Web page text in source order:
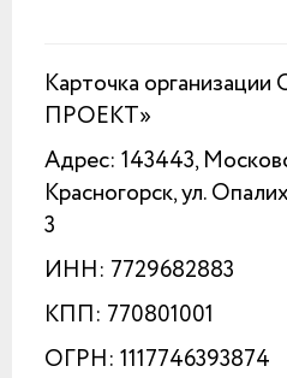
Карточка
ПРОЕКТ»
Адрес: 143443,
Красногорск, ул.
3
ИНН: 7729682883
КПП: 770801001
ОГРН: 1117746393874